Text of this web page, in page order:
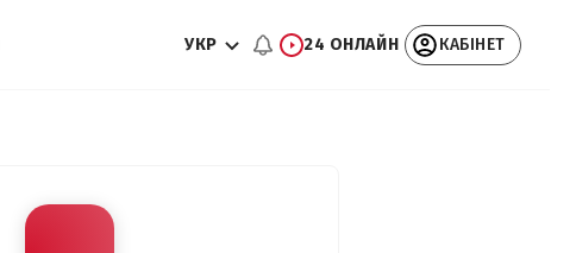
УКР 24 ОНЛАЙН КАБІНЕТ